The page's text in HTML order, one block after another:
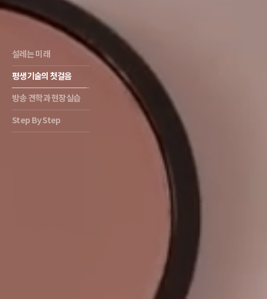
설레는 미래
평생기술의 첫걸음
방송 견학과 현장실습
Step By Step